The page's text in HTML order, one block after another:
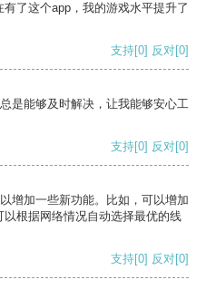
了这个app，我的游戏水平提升了
支持[0] 反对[0]
是能够及时解决，让我能够安心工
支持[0] 反对[0]
增加一些新功能。比如，可以增加
根据网络情况自动选择最优的线
支持[0] 反对[0]